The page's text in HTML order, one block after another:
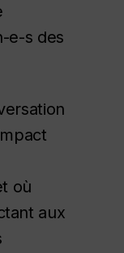
e-s des
où
aux